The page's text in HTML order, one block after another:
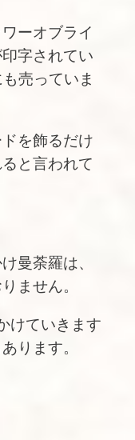
ーオブライ
字されてい
売っていま
を飾るだけ
と言われて
曼荼羅は、
ません。
けていきます
ります。